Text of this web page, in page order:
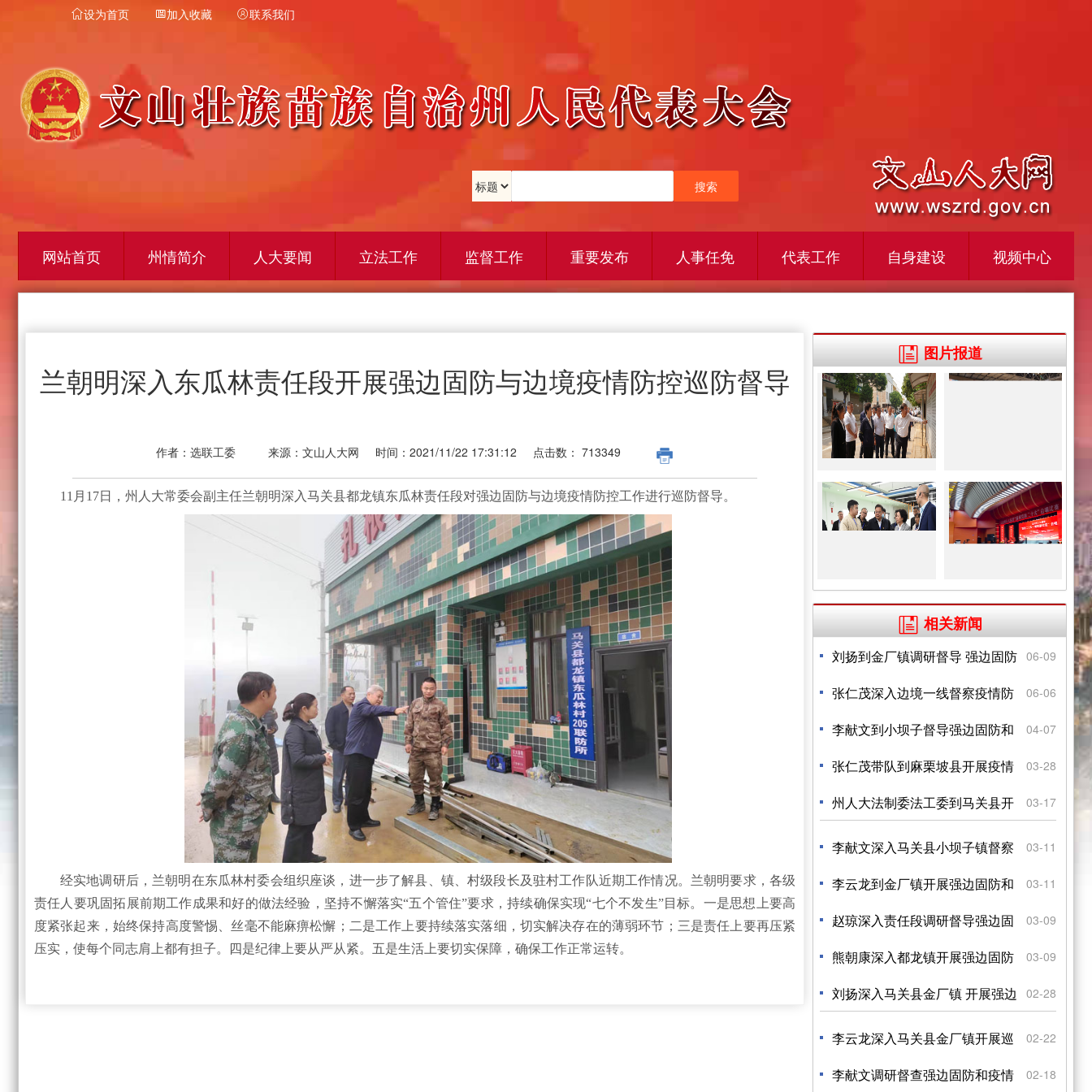
设为首页 加入收藏 联系我们
网站首页 州情简介 人大要闻 立法工作 监督工作 重要发布 人事任免 代表工作 自身建设 视频中心
兰朝明深入东瓜林责任段开展强边固防与边境疫情防控巡防督导
作者：选联工委 来源：文山人大网 时间：2021/11/22 17:31:12 点击数： 713349
11月17日，州人大常委会副主任兰朝明深入马关县都龙镇东瓜林责任段对强边固防与边境疫情防控工作进行巡防督导。
经实地调研后，兰朝明在东瓜林村委会组织座谈，进一步了解县、镇、村级段长及驻村工作队近期工作情况。兰朝明要求，各级
责任人要巩固拓展前期工作成果和好的做法经验，坚持不懈落实“五个管住”要求，持续确保实现“七个不发生”目标。一是思想上要高
度紧张起来，始终保持高度警惕、丝毫不能麻痹松懈；二是工作上要持续落实落细，切实解决存在的薄弱环节；三是责任上要再压紧
压实，使每个同志肩上都有担子。四是纪律上要从严从紧。五是生活上要切实保障，确保工作正常运转。
 图片报道
 相关新闻
刘扬到金厂镇调研督导 强边固防
和疫情防控工作
06-09
张仁茂深入边境一线督察疫情防
控工作
06-06
李献文到小坝子督导强边固防和
疫情防控工作
04-07
张仁茂带队到麻栗坡县开展疫情
防控督查
03-28
州人大法制委法工委到马关县开
展 强边固防和疫情防...
03-17
李献文深入马关县小坝子镇督察
强边固防和疫情防控工作
03-11
李云龙到金厂镇开展强边固防和
疫情防控专项督察
03-11
赵琼深入责任段调研督导强边固
防工作
03-09
熊朝康深入都龙镇开展强边固防
和疫情防控督导
03-09
刘扬深入马关县金厂镇 开展强边
固防和疫情防控督察
02-28
李云龙深入马关县金厂镇开展巡
边督察
02-22
李献文调研督查强边固防和疫情 02-18